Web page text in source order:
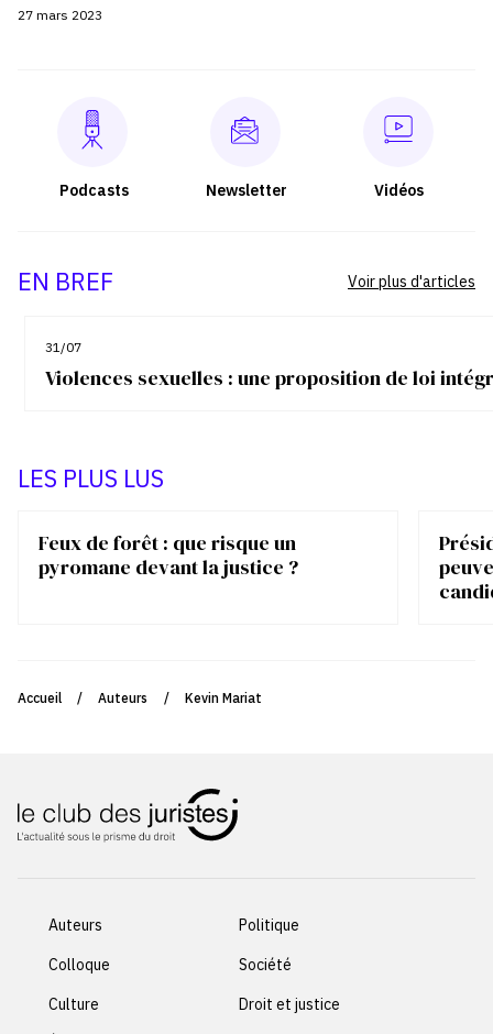
27 mars 2023
Podcasts Newsletter Vidéos
EN BREF
31/07
Violences sexuelles : une proposition de loi
Voir plus d'articles
LES PLUS LUS
Feux de forêt : que risque un
pyromane devant la justice ?
Accueil / Auteurs / Kevin Mariat
Auteurs
Colloque
Culture
Politique
Société
Droit et justice